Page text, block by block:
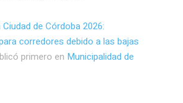
de Córdoba 2026:
corredores debido a las bajas
primero en Municipalidad de